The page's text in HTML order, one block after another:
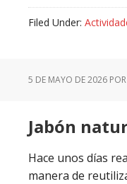
Filed Under:
5 DE MAYO DE 2026 POR
Jabón
Hace unos días
manera de